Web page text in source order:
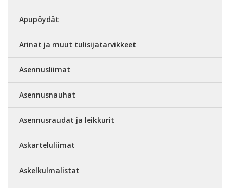
Apupöydät
Arinat ja muut tulisijatarvikkeet
Asennusliimat
Asennusnauhat
Asennusraudat ja leikkurit
Askarteluliimat
Askelkulmalistat